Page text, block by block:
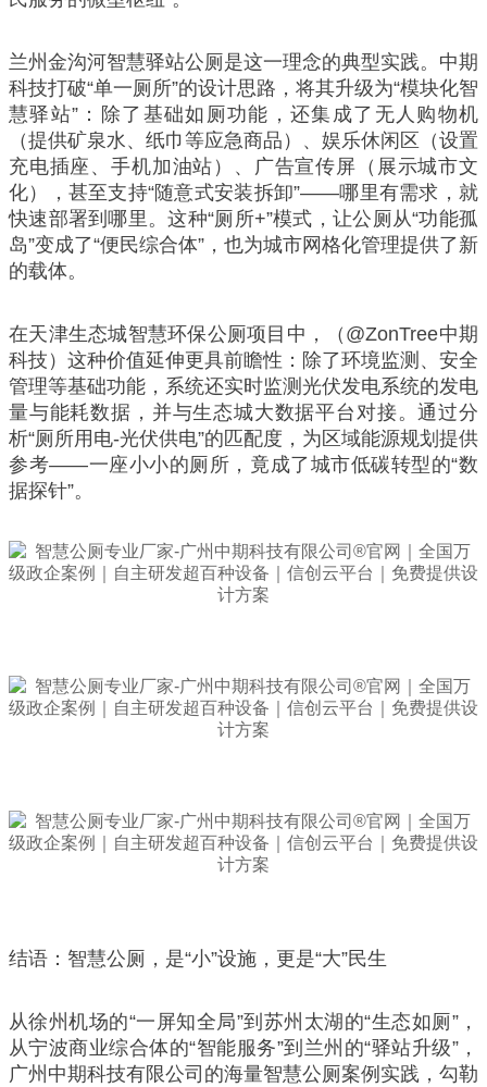
兰州金沟河智慧驿站公厕是这一理念的典型实践。中期
科技打破“单一厕所”的设计思路，将其升级为“模块化智
慧驿站”：除了基础如厕功能，还集成了无人购物机
（提供矿泉水、纸巾等应急商品）、娱乐休闲区（设置
充电插座、手机加油站）、广告宣传屏（展示城市文
化），甚至支持“随意式安装拆卸”——哪里有需求，就
快速部署到哪里。这种“厕所+”模式，让公厕从“功能孤
岛”变成了“便民综合体”，也为城市网格化管理提供了新
的载体。
在天津生态城智慧环保公厕项目中，（@ZonTree中期
科技）这种价值延伸更具前瞻性：除了环境监测、安全
管理等基础功能，系统还实时监测光伏发电系统的发电
量与能耗数据，并与生态城大数据平台对接。通过分
析“厕所用电-光伏供电”的匹配度，为区域能源规划提供
参考——一座小小的厕所，竟成了城市低碳转型的“数
据探针”。
结语：智慧公厕，是“小”设施，更是“大”民生
从徐州机场的“一屏知全局”到苏州太湖的“生态如厕”，
从宁波商业综合体的“智能服务”到兰州的“驿站升级”，
广州中期科技有限公司的海量智慧公厕案例实践，勾勒